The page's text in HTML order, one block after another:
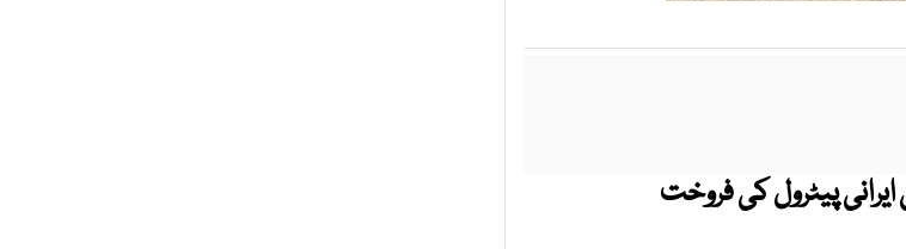
پیٹرول کی فروخت